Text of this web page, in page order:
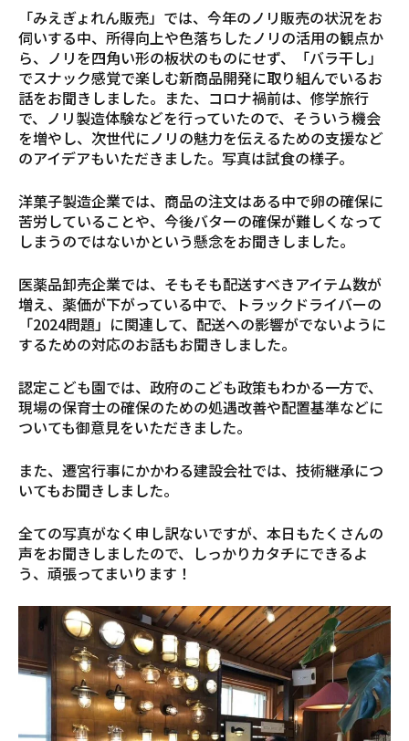
「みえぎょれん販売」では、今年のノリ販売の状況をお
伺いする中、所得向上や色落ちしたノリの活用の観点か
ら、ノリを四角い形の板状のものにせず、「バラ干し」
でスナック感覚で楽しむ新商品開発に取り組んでいるお
話をお聞きしました。また、コロナ禍前は、修学旅行
で、ノリ製造体験などを行っていたので、そういう機会
を増やし、次世代にノリの魅力を伝えるための支援など
のアイデアもいただきました。写真は試食の様子。
洋菓子製造企業では、商品の注文はある中で卵の確保に
苦労していることや、今後バターの確保が難しくなって
しまうのではないかという懸念をお聞きしました。
医薬品卸売企業では、そもそも配送すべきアイテム数が
増え、薬価が下がっている中で、トラックドライバーの
「2024問題」に関連して、配送への影響がでないように
するための対応のお話もお聞きしました。
認定こども園では、政府のこども政策もわかる一方で、
現場の保育士の確保のための処遇改善や配置基準などに
ついても御意見をいただきました。
また、遷宮行事にかかわる建設会社では、技術継承につ
いてもお聞きしました。
全ての写真がなく申し訳ないですが、本日もたくさんの
声をお聞きしましたので、しっかりカタチにできるよ
う、頑張ってまいります！